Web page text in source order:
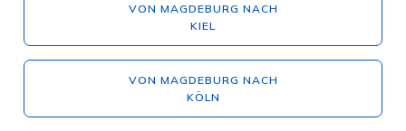
VON MAGDEBURG NACH
KIEL
VON MAGDEBURG NACH
KÖLN